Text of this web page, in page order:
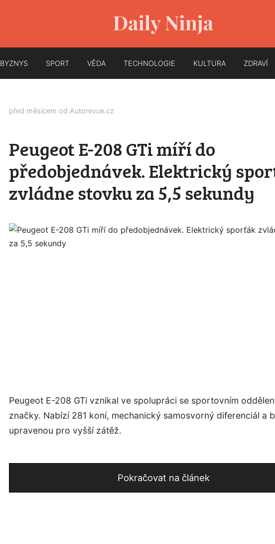
BYZNYS SPORT VĚDA TECHNOLOGIE KULTURA ZDRAVÍ
před měsícem od Autorevue.cz
Peugeot E-208 GTi míří do
předobjednávek. Elektrický
zvládne stovku za 5,5 sekundy
Peugeot E-208 GTi vznikal ve spolupráci se sportovním
značky. Nabízí 281 koní, mechanický samosvorný diferenciál a
upravenou pro vyšší zátěž.
Pokračovat na článek